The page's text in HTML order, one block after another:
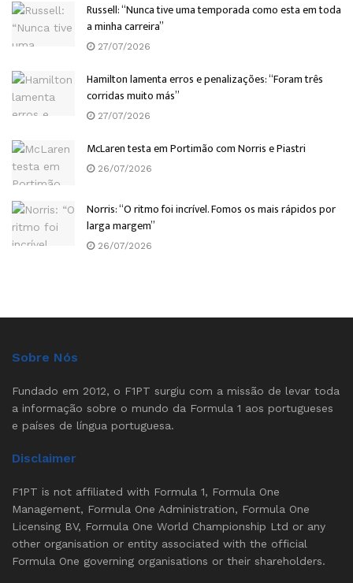
Russell: “Nunca tive uma temporada como esta em toda
a minha carreira”
27/07/2026
Hamilton lamenta erros e penalizações: “Foram três
corridas muito más”
27/07/2026
McLaren testa em Portimão com Norris e Piastri
26/07/2026
Norris: “O ritmo foi incrível. Fomos os mais rápidos por
larga margem”
26/07/2026
Sobre Nós
Fundado em 2012, o F1PT surgiu com a missão de levar toda
a informação sobre o mundo da Formula 1 aos portugueses
e países de língua portuguesa.
Disclaimer
F1PT is not affiliated with Formula 1, Formula One
Management, Formula One Administration, Formula One
Licensing BV, Formula One World Championship Ltd or any
other organisation or entity associated with the official
Formula One governing organisations or their shareholders.